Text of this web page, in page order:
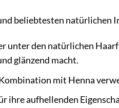
beliebtesten natürlichen
unter den natürlichen
glänzend macht.
mit Henna
ihre aufhellenden